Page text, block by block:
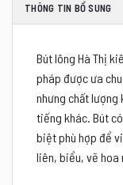
THÔNG TIN BỔ SUNG
Bút lông Hà Thị
pháp được ưa
nhưng chất lượng
tiếng khác. Bút
biệt phù hợp để
liên, biểu, vẽ hoa